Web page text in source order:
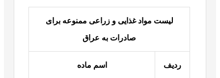
لیست مواد غذایی و زراعی ممنوعه برای
صادرات به عراق
ردیف اسم ماده